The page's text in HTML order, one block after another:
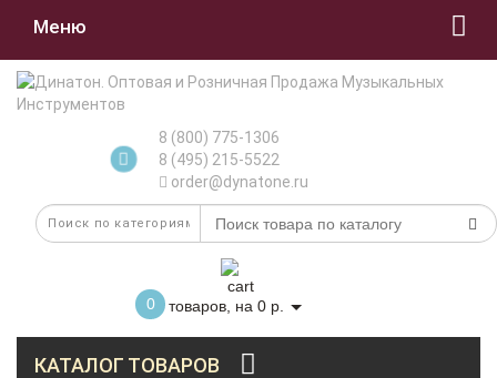
Меню
8 (800) 775-1306
8 (495) 215-5522
order@dynatone.ru
0 товаров, на 0 р.
КАТАЛОГ ТОВАРОВ